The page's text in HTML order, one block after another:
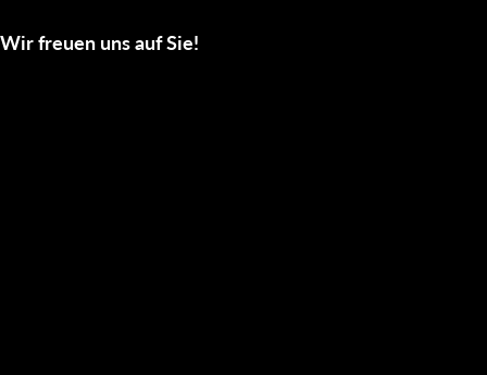
Wir freuen uns auf Sie!